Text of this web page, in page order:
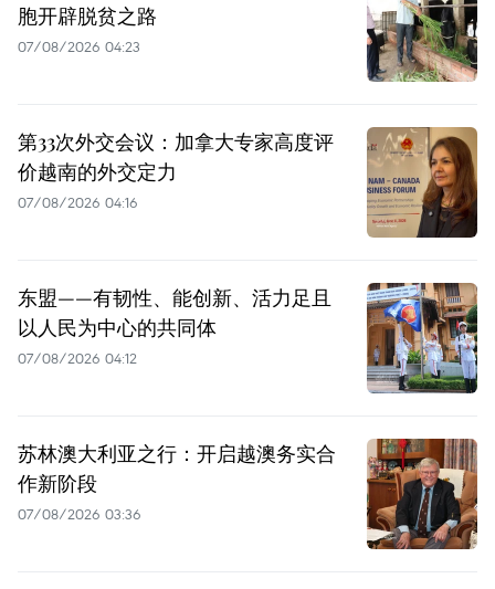
胞开辟脱贫之路
07/08/2026 04:23
第33次外交会议：加拿大专家高度评
价越南的外交定力
07/08/2026 04:16
东盟——有韧性、能创新、活力足且
以人民为中心的共同体
07/08/2026 04:12
苏林澳大利亚之行：开启越澳务实合
作新阶段
07/08/2026 03:36